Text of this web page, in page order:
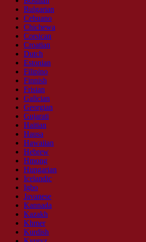
Bulgarian
Cebuano
Chichewa
Corsican
Croatian
Dutch
Estonian
Filipino
Finnish
Frisian
Galician
Georgian
Gujarati
Haitian
Hausa
Hawaiian
Hebrew
Hmong
Hungarian
Icelandic
Igbo
Javanese
Kannada
Kazakh
Khmer
Kurdish